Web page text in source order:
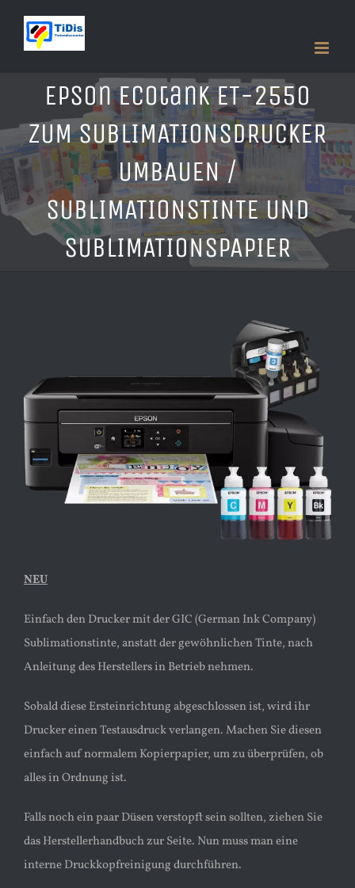
Inhalt
Epson Ecotank ET-2550
ZUM SUBLIMATIONSDRUCKER
UMBAUEN /
SUBLIMATIONSTINTE UND
SUBLIMATIONSPAPIER
NEU
Einfach den Drucker mit der GIC (German Ink Company)
Sublimationstinte, anstatt der gewöhnlichen Tinte, nach
Anleitung des Herstellers in Betrieb nehmen.
Sobald diese Ersteinrichtung abgeschlossen ist, wird ihr
Drucker einen Testausdruck verlangen. Machen Sie diesen
einfach auf normalem Kopierpapier, um zu überprüfen, ob
alles in Ordnung ist.
Falls noch ein paar Düsen verstopft sein sollten, ziehen Sie
das Herstellerhandbuch zur Seite. Nun muss man eine
interne Druckkopfreinigung durchführen.